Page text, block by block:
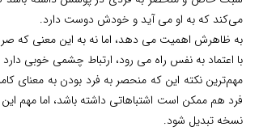
می‌کند که به او می آید و خودش دوست دارد.
به ظاهرش اهمیت می دهد، اما نه به این معنی که صرفا
با اعتماد به نفس راه می رود، ارتباط چشمی خوبی
مهم‌ترین نکته این که منحصر به فرد بودن به
فرد هم ممکن است اشتباهاتی داشته باشد، اما مهم
نسخه تبدیل شود.